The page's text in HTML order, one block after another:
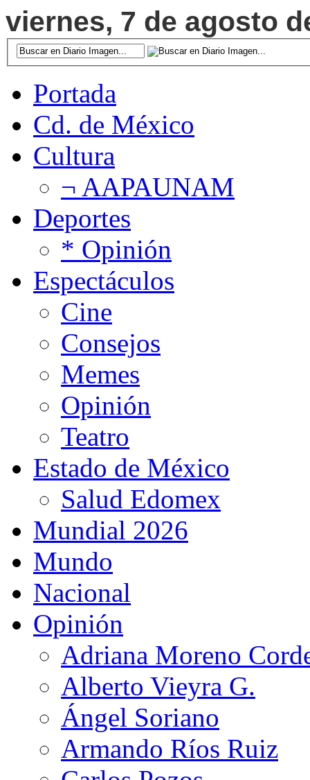
viernes, 7 de agosto
Portada
Cd. de México
Cultura
¬ AAPAUNAM
Deportes
* Opinión
Espectáculos
Cine
Consejos
Memes
Opinión
Teatro
Estado de México
Salud Edomex
Mundial 2026
Mundo
Nacional
Opinión
Adriana Moreno
Alberto Vieyra G.
Ángel Soriano
Armando Ríos Ruiz